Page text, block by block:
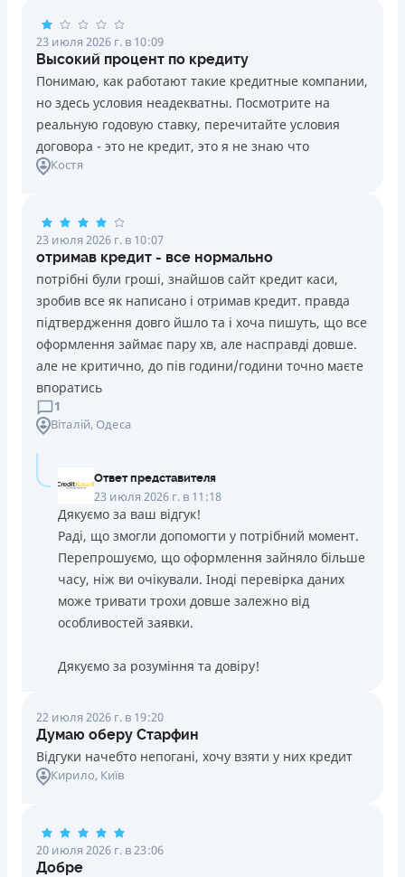
23 июля 2026 г. в 10:09
Высокий процент по кредиту
Понимаю, как работают такие кредитные компании,
но здесь условия неадекватны. Посмотрите на
реальную годовую ставку, перечитайте условия
договора - это не кредит, это я не знаю что
Костя
23 июля 2026 г. в 10:07
отримав кредит - все нормально
потрібні були гроші, знайшов сайт кредит каси,
зробив все як написано і отримав кредит. правда
підтвердження довго йшло та і хоча пишуть, що все
оформлення займає пару хв, але насправді довше.
але не критично, до пів години/години точно маєте
впоратись
1
Віталій, Одеса
Ответ представителя
23 июля 2026 г. в 11:18
Дякуємо за ваш відгук!
Раді, що змогли допомогти у потрібний момент.
Перепрошуємо, що оформлення зайняло більше
часу, ніж ви очікували. Іноді перевірка даних
може тривати трохи довше залежно від
особливостей заявки.
Дякуємо за розуміння та довіру!
22 июля 2026 г. в 19:20
Думаю оберу Старфин
Відгуки начебто непогані, хочу взяти у них кредит
Кирило, Київ
20 июля 2026 г. в 23:06
Добре